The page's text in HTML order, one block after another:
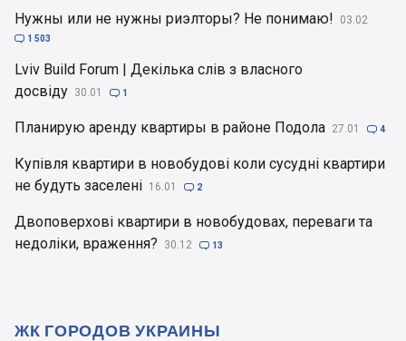
Нужны или не нужны риэлторы? Не понимаю! 03.02
 1 503
Lviv Build Forum | Декілька слів з власного
досвіду 30.01  1
Планирую аренду квартиры в районе Подола 27.01  4
Купівля квартири в новобудові коли сусудні квартири
не будуть заселені 16.01  2
Двоповерхові квартири в новобудовах, переваги та
недоліки, враження?
30.12  13
ЖК ГОРОДОВ УКРАИНЫ